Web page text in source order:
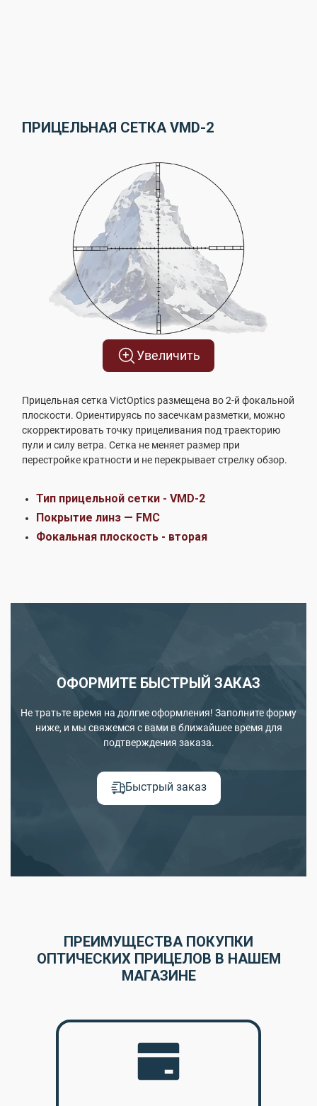
Увеличить
ПРИЦЕЛЬНАЯ СЕТКА VMD-2
Прицельная сетка VictOptics размещена во 2-й фокальной
плоскости. Ориентируясь по засечкам разметки, можно
скорректировать точку прицеливания под траекторию
пули и силу ветра. Сетка не меняет размер при
перестройке кратности и не перекрывает стрелку обзор.
Тип прицельной сетки - VMD-2
Покрытие линз — FMC
Фокальная плоскость - вторая
ОФОРМИТЕ БЫСТРЫЙ ЗАКАЗ
Не тратьте время на долгие оформления! Заполните форму
ниже, и мы свяжемся с вами в ближайшее время для
подтверждения заказа.
Быстрый заказ
ПРЕИМУЩЕСТВА ПОКУПКИ
ОПТИЧЕСКИХ ПРИЦЕЛОВ В НАШЕМ
МАГАЗИНЕ